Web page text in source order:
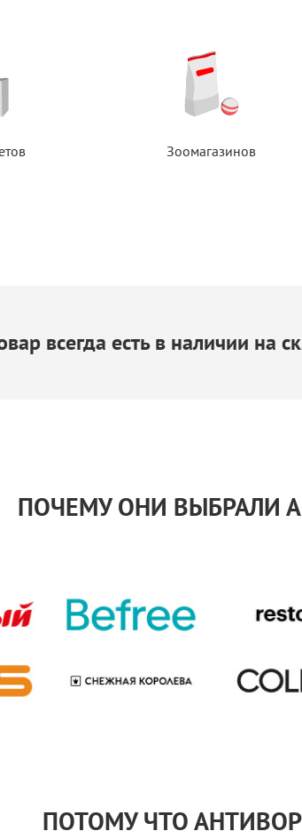
Зоомагазинов
всегда естьв наличии на
ПОЧЕМУ ОНИ ВЫБРАЛИ
ПОТОМУ ЧТО